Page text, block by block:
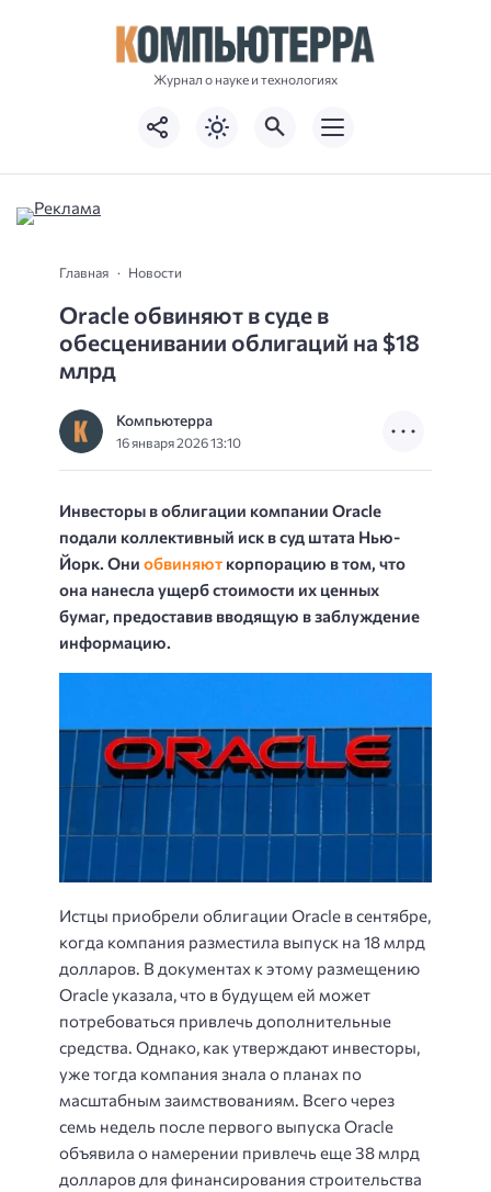
Журнал о науке и технологиях
Главная Новости
Oracle обвиняют в суде в
обесценивании облигаций на $18
млрд
Компьютерра
16 января 2026 13:10
Инвесторы в облигации компании Oracle
подали коллективный иск в суд штата Нью-
Йорк. Они обвиняют корпорацию в том, что
она нанесла ущерб стоимости их ценных
бумаг, предоставив вводящую в заблуждение
информацию.
Истцы приобрели облигации Oracle в сентябре,
когда компания разместила выпуск на 18 млрд
долларов. В документах к этому размещению
Oracle указала, что в будущем ей может
потребоваться привлечь дополнительные
средства. Однако, как утверждают инвесторы,
уже тогда компания знала о планах по
масштабным заимствованиям. Всего через
семь недель после первого выпуска Oracle
объявила о намерении привлечь еще 38 млрд
долларов для финансирования строительства